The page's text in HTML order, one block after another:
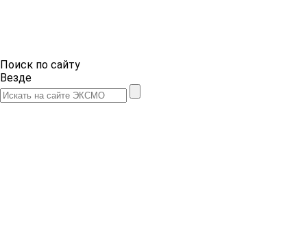
Поиск по сайту
Везде